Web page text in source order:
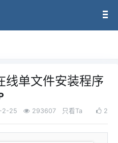
线单文件安装程序
2-25 293607 只看Ta 2